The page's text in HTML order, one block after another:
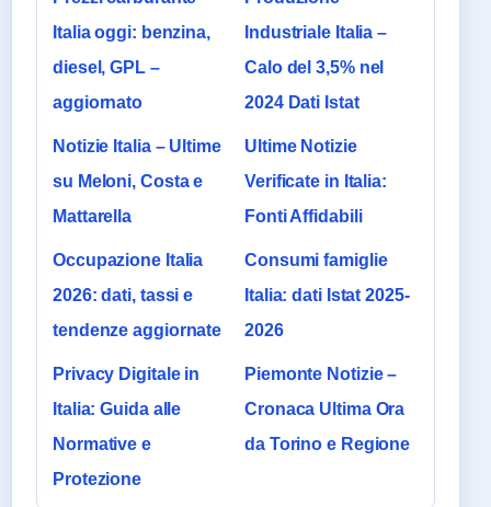
Italia oggi: benzina,
diesel, GPL –
aggiornato
Industriale Italia –
Calo del 3,5% nel
2024 Dati Istat
Notizie Italia – Ultime
su Meloni, Costa e
Mattarella
Ultime Notizie
Verificate in Italia:
Fonti Affidabili
Occupazione Italia
2026: dati, tassi e
tendenze aggiornate
Consumi famiglie
Italia: dati Istat 2025-
2026
Privacy Digitale in
Italia: Guida alle
Normative e
Protezione
Piemonte Notizie –
Cronaca Ultima Ora
da Torino e Regione